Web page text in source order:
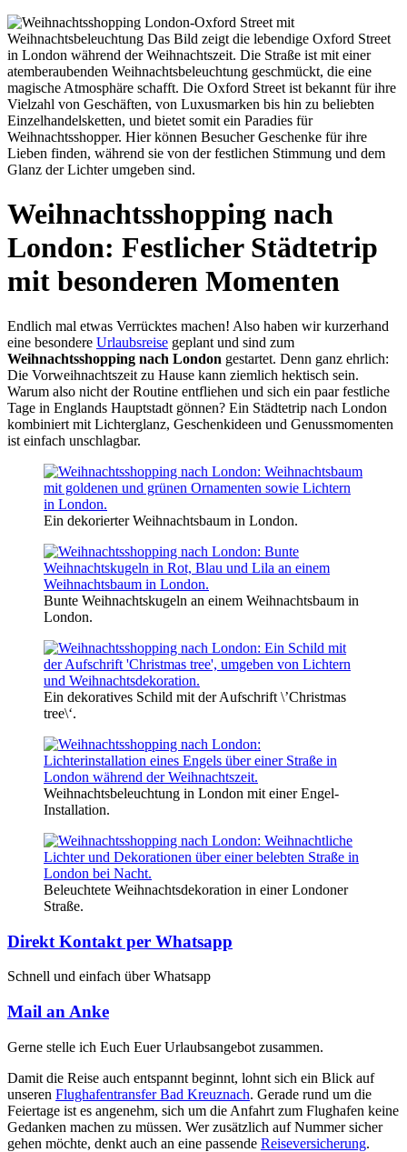
Weihnachtsshopping nach
London: Festlicher Städtetrip
mit besonderen Momenten
Endlich mal etwas Verrücktes machen! Also haben wir kurzerhand
eine besondere Urlaubsreise geplant und sind zum
Weihnachtsshopping nach London gestartet. Denn ganz ehrlich:
Die Vorweihnachtszeit zu Hause kann ziemlich hektisch sein.
Warum also nicht der Routine entfliehen und sich ein paar festliche
Tage in Englands Hauptstadt gönnen? Ein Städtetrip nach London
kombiniert mit Lichterglanz, Geschenkideen und Genussmomenten
ist einfach unschlagbar.
Ein dekorierter Weihnachtsbaum in London.
Bunte Weihnachtskugeln an einem Weihnachtsbaum in
London.
Ein dekoratives Schild mit der Aufschrift \’Christmas
tree\‘.
Weihnachtsbeleuchtung in London mit einer Engel-
Installation.
Beleuchtete Weihnachtsdekoration in einer Londoner
Straße.
Direkt Kontakt per Whatsapp
Schnell und einfach über Whatsapp
Mail an Anke
Gerne stelle ich Euch Euer Urlaubsangebot zusammen.
Damit die Reise auch entspannt beginnt, lohnt sich ein Blick auf
unseren Flughafentransfer Bad Kreuznach. Gerade rund um die
Feiertage ist es angenehm, sich um die Anfahrt zum Flughafen keine
Gedanken machen zu müssen. Wer zusätzlich auf Nummer sicher
gehen möchte, denkt auch an eine passende Reiseversicherung.